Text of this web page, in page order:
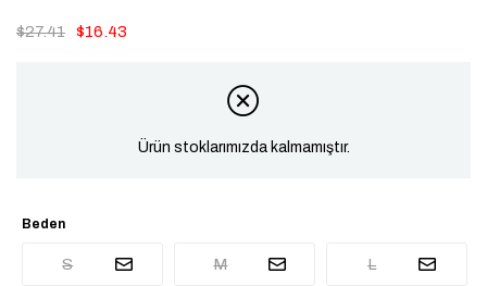
$27.41 $16.43
Ürün stoklarımızda kalmamıştır.
Beden
S M L